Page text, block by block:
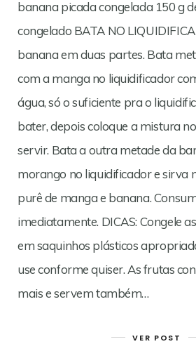
banana picada congelada 150 g
congelado BATA NO
banana em duas partes. Bata
com a manga no liquidificador
água, só o suficiente pra o
bater, depois coloque a mistura
servir. Bata a outra metade da
morango no liquidificador e sirva
purê de manga e banana.
imediatamente. DICAS: Congele
em saquinhos plásticos
use conforme quiser. As frutas
mais e servem também…
VER POST